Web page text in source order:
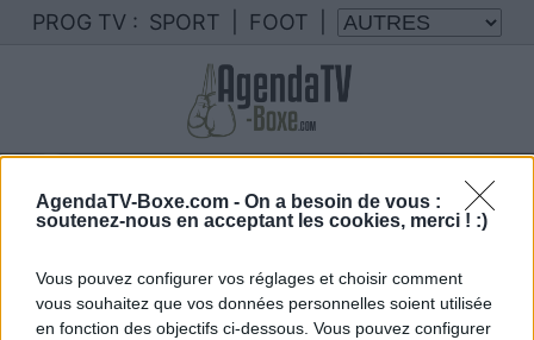
AgendaTV-Boxe.com - On a besoin de vous :
soutenez-nous en acceptant les cookies, merci ! :)
Vous pouvez configurer vos réglages et choisir comment
vous souhaitez que vos données personnelles soient utilisée
en fonction des objectifs ci-dessous. Vous pouvez configurer
PROG TV : SPORT FOOT
Votre programme TV Murilo Delfino
Nous rassemblons le calendrier des combats de